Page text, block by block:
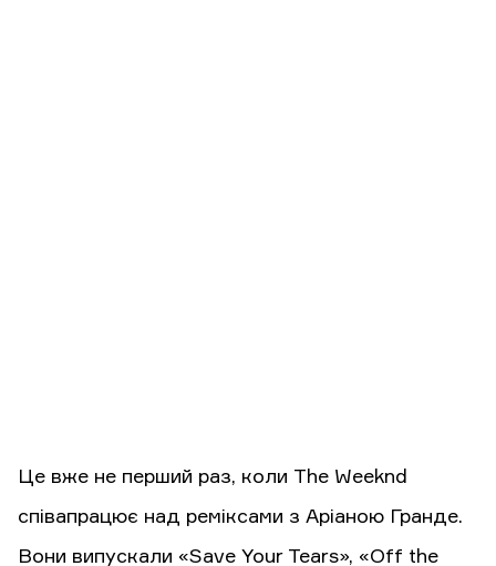
Це вже не перший раз, коли The Weeknd
співапрацює над реміксами з Аріаною Гранде.
Вони випускали «Save Your Tears», «Off the